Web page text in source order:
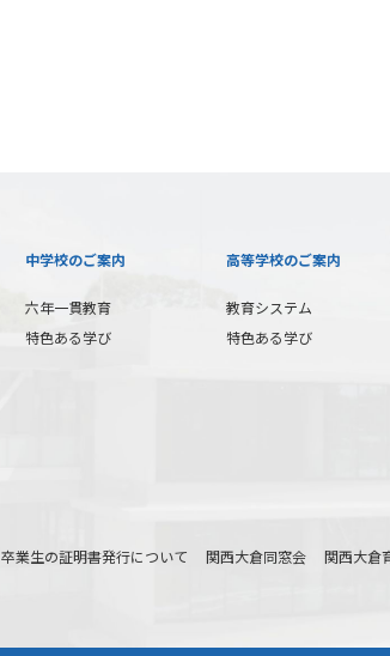
中学校のご案内
六年一貫教育
特色ある学び
高等学校のご案内
教育システム
特色ある学び
卒業生の証明書発行について 関西大倉同窓会 関西大倉